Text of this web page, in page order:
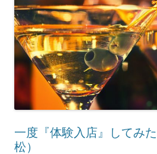
一度『体験入店』してみ
松）